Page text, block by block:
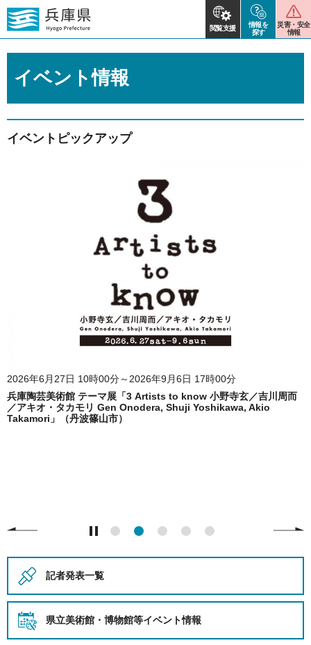
閲覧支援
情報を
探す
災害・安全
情報
イベント情報
イベントピックアップ
2026年6月27日 10時00分～2026年9月6日 17時00分
兵庫陶芸美術館 テーマ展「3 Artists to know 小野寺玄／吉川周而
／アキオ・タカモリ Gen Onodera, Shuji Yoshikawa, Akio
Takamori」（丹波篠山市）
記者発表一覧
県立美術館・博物館等イベント情報